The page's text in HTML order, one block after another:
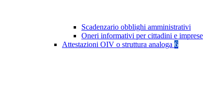
Scadenzario obblighi amministrativi
Oneri informativi per cittadini e imprese
Attestazioni OIV o struttura analoga 6